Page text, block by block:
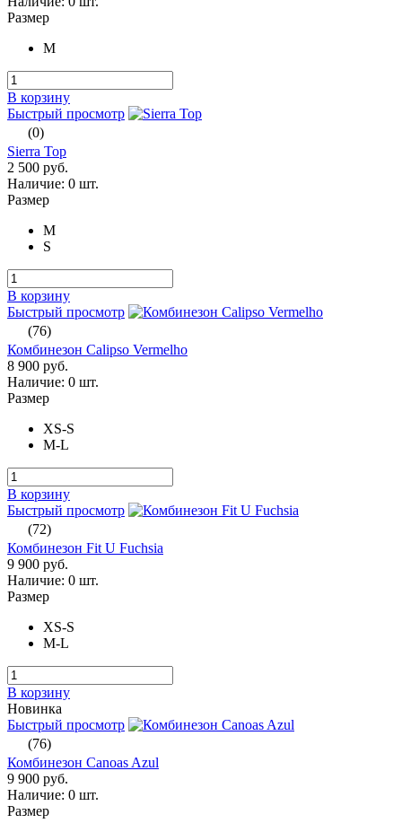
Размер
M
В корзину
Быстрый просмотр
(0)
Sierra Top
2 500 руб.
Наличие: 0 шт.
Размер
M
S
В корзину
Быстрый просмотр
(76)
Комбинезон Calipso Vermelho
8 900 руб.
Наличие: 0 шт.
Размер
XS-S
M-L
В корзину
Быстрый просмотр
(72)
Комбинезон Fit U Fuchsia
9 900 руб.
Наличие: 0 шт.
Размер
XS-S
M-L
В корзину
Новинка
Быстрый просмотр
(76)
Комбинезон Canoas Azul
9 900 руб.
Наличие: 0 шт.
Размер